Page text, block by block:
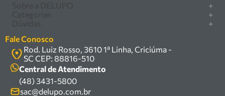
equipamentos industriais no Sul do Brasil. Com sede em
Criciúma – SC, atendemos os
setores industrial e varejista com um amplo portfólio de
produtos à pronta entrega.
Trabalhamos com mais de 200 fornecedores parceiros e
um estoque com mais de
+
Marcas
Política de privacidade
Política de entrega
Termos e condições
+
Serra circular
Compressor
Caixa Organizadora
Carrinho Armazém
Kits
+
Como comprar
Central de ajuda
Troca, devolução e garantia
Fale Conosco
Rod. Luiz Rosso, 3610 1ª Linha, Criciúma -
SC CEP: 88816-510
Central de Atendimento
(48) 3431-5800
sac@delupo.com.br